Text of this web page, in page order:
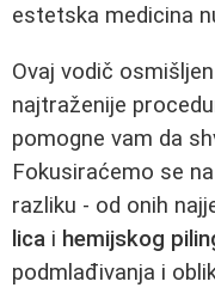
estetska medicina
Ovaj vodič
najtraženije
pomogne vam da
Fokusiraćemo se
razliku - od onih
lica i hemijskog
podmlađivanja i